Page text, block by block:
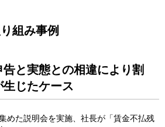
組み事例
告と実態との相違により割
じたケース
めた説明会を実施、社長が「賃金不払残